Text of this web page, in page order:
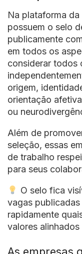
Na plataforma
possuem o selo
publicamente
em todos os
considerar todos
origem,
orientação
ou
Além de
seleção, essas
de trabalho
para seus
O selo fica
vagas
rapidamente
valores alinhados